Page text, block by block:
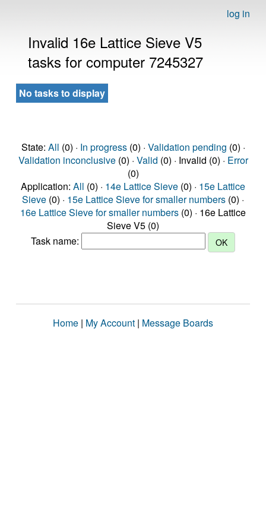
log in
Invalid 16e Lattice Sieve V5
tasks for computer 7245327
No tasks to display
State: All (0) · In progress(0) · Validation pending (0) ·
Validation inconclusive(0) · Valid (0) · Invalid (0) · Error
(0)
Application: All (0) · 14e Lattice Sieve (0) · 15e Lattice
Sieve (0) · 15e Lattice Sieve for smaller numbers (0) ·
16e Lattice Sieve for smaller numbers (0) · 16e Lattice
Sieve V5 (0)
Task name:
Home | My Account | Message Boards